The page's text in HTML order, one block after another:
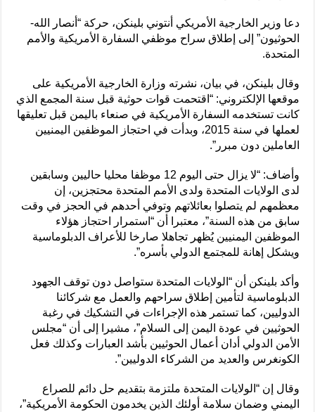
دعا وزير الخارجية الأمريكي أنتوني بلينكن، حركة “أنصار الله-
الحوثيون” إلى إطلاق سراح موظفي السفارة الأمريكية والأمم
المتحدة.
وقال بلينكن، في بيان، نشرته وزارة الخارجية الأمريكية على
موقعها الإلكتروني: “اقتحمت قوات حوثية قبل سنة المجمع الذي
كانت تستخدمه السفارة الأمريكية في صنعاء باليمن قبل تعليقها
لعملها في سنة 2015، وبدأت في احتجاز الموظفين اليمنيين
العاملين دون مبرر”.
وأضاف: “لا يزال حتى اليوم 12 موظفا محليا حاليين وسابقين
لدى الولايات المتحدة ولدى الأمم المتحدة محتجزين، إن
معظمهم لم يتصلوا بعائلاتهم وتوفي أحدهم في الحجز في وقت
سابق من هذه السنة”، معتبرا أن “استمرار احتجاز هؤلاء
الموظفين اليمنيين يُظهر تجاهلا صارخا للأعراف الدبلوماسية
ويشكل إهانة للمجتمع الدولي بأسره”.
وأكد بلينكن أن “الولايات المتحدة ستواصل دون توقف الجهود
الدبلوماسية لتأمين إطلاق سراحهم والعمل مع شركائنا
الدوليين، كما تستمر هذه الإجراءات في التشكيك في رغبة
الحوثيين في عودة اليمن إلى السلام”، مشيرا إلى أن “مجلس
الأمن الدولي أدان أعمال الحوثيين بأشد العبارات وكذلك فعل
الكونغرس والعديد من الشركاء الدوليين”.
وقال إن “الولايات المتحدة ملتزمة بتقديم حل دائم للصراع
اليمني وضمان سلامة أولئك الذين يخدمون الحكومة الأمريكية”،